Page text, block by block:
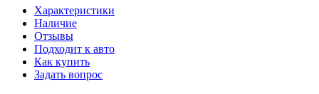
Характеристики
Наличие
Отзывы
Подходит к авто
Как купить
Задать вопрос